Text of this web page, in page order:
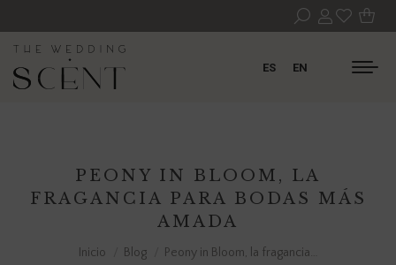
ES EN
PEONY IN BLOOM, LA
FRAGANCIA PARA BODAS MÁS
AMADA
Estás aquí:
Inicio Blog Peony in Bloom, la fragancia…